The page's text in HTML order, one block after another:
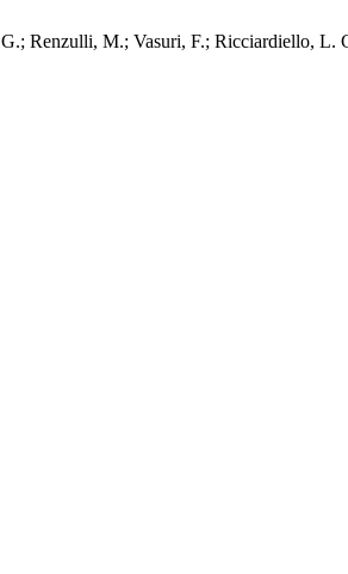
Renzulli, M.; Vasuri, F.; Ricciardiello,